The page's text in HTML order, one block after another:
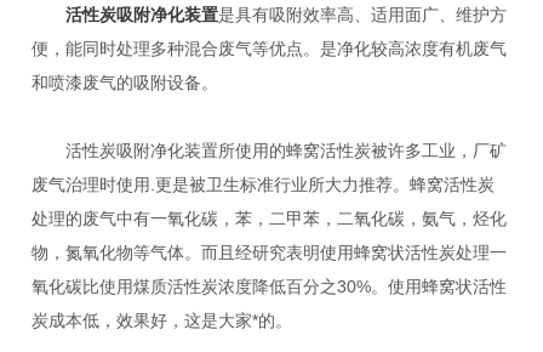
活性炭吸附净化装置是具有吸附效率高、适用面广、维护方
便，能同时处理多种混合废气等优点。是净化较高浓度有机废气
和喷漆废气的吸附设备。
活性炭吸附净化装置所使用的蜂窝活性炭被许多工业，厂矿
废气治理时使用.更是被卫生标准行业所大力推荐。蜂窝活性炭
处理的废气中有一氧化碳，苯，二甲苯，二氧化碳，氨气，烃化
物，氮氧化物等气体。而且经研究表明使用蜂窝状活性炭处理一
氧化碳比使用煤质活性炭浓度降低百分之30%。使用蜂窝状活性
炭成本低，效果好，这是大家*的。